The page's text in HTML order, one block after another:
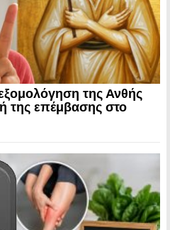
της Ανθής
της επέμβασης στο